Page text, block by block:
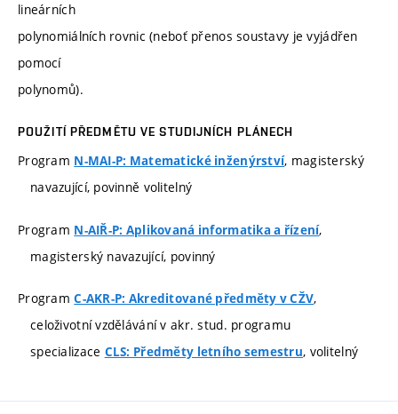
lineárních
polynomiálních rovnic (neboť přenos soustavy je vyjádřen
pomocí
polynomů).
POUŽITÍ PŘEDMĚTU VE STUDIJNÍCH PLÁNECH
Program N-MAI-P: Matematické inženýrství, magisterský
navazující, povinně volitelný
Program N-AIŘ-P: Aplikovaná informatika a řízení,
magisterský navazující, povinný
ProgramC-AKR-P: Akreditované předměty v CŽV,
celoživotní vzdělávání v akr. stud. programu
specializace CLS: Předměty letního semestru, volitelný